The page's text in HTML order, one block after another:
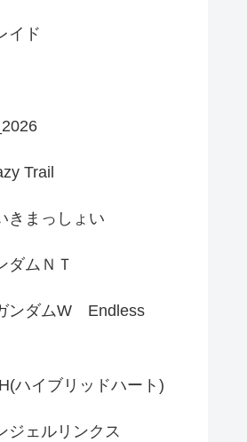
イド
Trail
きまっしょい
ダムＮＴ
ンダムW Endless
ハイブリッドハート)
ジェルリンクス